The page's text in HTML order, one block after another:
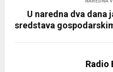
U naredna dva dana
sredstava
Radio